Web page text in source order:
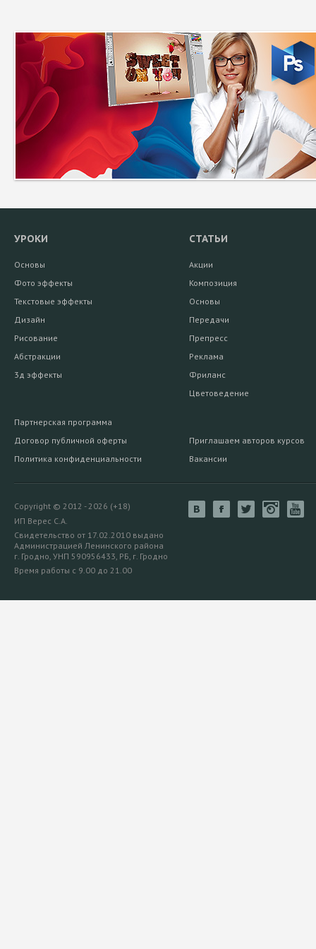
УРОКИ
Основы
Фото эффекты
Текстовые эффекты
Дизайн
Рисование
Абстракции
3д эффекты
СТАТЬИ
Акции
Композиция
Основы
Передачи
Препресс
Реклама
Фриланс
Цветоведение
Партнерская программа
Договор публичной оферты
Политика конфиденциальности
Приглашаем авторов курсов
Вакансии
Copyright © 2012 - 2026 (+18)
ИП Верес С.А.
Свидетельство от 17.02.2010 выдано
Администрацией Ленинского района
г. Гродно, УНП 590956433, РБ, г. Гродно
Время работы с 9.00 до 21.00